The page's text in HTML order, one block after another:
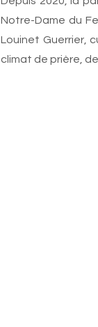
Notre-Dame du
Louinet Guerrier,
climat de prière,